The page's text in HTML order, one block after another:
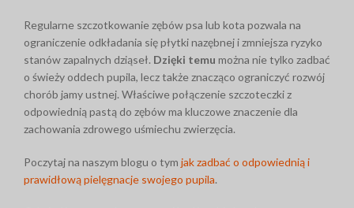
Regularne szczotkowanie zębów psa lub kota pozwala na
ograniczenie odkładania się płytki nazębnej i zmniejsza ryzyko
stanów zapalnych dziąseł. Dzięki temu można nie tylko zadbać
o świeży oddech pupila, lecz także znacząco ograniczyć rozwój
chorób jamy ustnej. Właściwe połączenie szczoteczki z
odpowiednią pastą do zębów ma kluczowe znaczenie dla
zachowania zdrowego uśmiechu zwierzęcia.
Poczytaj na naszym blogu o tym jak zadbać o odpowiednią i
prawidłową pielęgnacje swojego pupila.